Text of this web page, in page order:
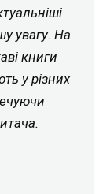
увагу. На
книги
у різних